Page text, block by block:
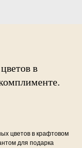
в
цветов в крафтовом
для подарка